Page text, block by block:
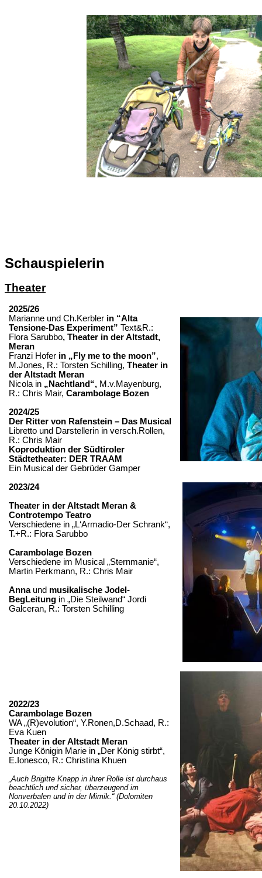
Schauspielerin
Theater
2025/26
Marianne undCh.Kerbler in “Alta
Tensione-Das Experiment” Text&R.:
Flora Sarubbo, Theater in der Altstadt,
Meran
Franzi Hofer in „Fly me to the moon”,
M.Jones, R.: Torsten Schilling,Theater in
der Altstadt Meran
Nicola in „Nachtland“, M.v.Mayenburg,
R.: Chris Mair, Carambolage Bozen
2024/25
Der Ritter von Rafenstein – Das Musical
Libretto und Darstellerin inversch.Rollen,
R.: Chris Mair
Koproduktion der Südtiroler
Städtetheater: DER TRAAM
Ein Musical der Gebrüder Gamper
2023/24
Theater in der Altstadt Meran &
Controtempo Teatro
Verschiedene in „L‘Armadio-Der Schrank“,
T.+R.: Flora Sarubbo
Carambolage Bozen
Verschiedene im Musical „Sternmanie“,
Martin Perkmann, R.: Chris Mair
Annaund musikalische Jodel-
BegLeitung in „Die Steilwand“ Jordi
Galceran, R.: Torsten Schilling
2022/23
Carambolage Bozen
WA „(R)evolution“,Y.Ronen,D.Schaad, R.:
Eva Kuen
Theater in der Altstadt Meran
Junge Königin Marie in „Der König stirbt“,
E.Ionesco, R.: Christina Khuen
„Auch Brigitte Knapp in ihrer Rolle ist durchaus
beachtlich und sicher, überzeugend im
Nonverbalen und in der Mimik.“ (Dolomiten
20.10.2022)